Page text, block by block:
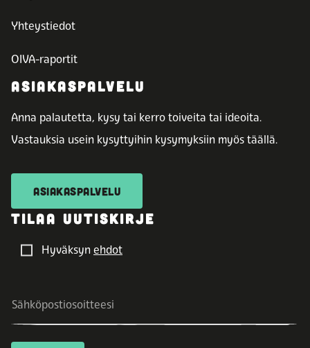
Yhteystiedot
OIVA-raportit
ASIAKASPALVELU
Anna palautetta, kysy tai kerro toiveita tai ideoita.
Vastauksia usein kysyttyihin kysymyksiin myös täällä.
ASIAKASPALVELU
TILAA UUTISKIRJE
Hyväksyn ehdot